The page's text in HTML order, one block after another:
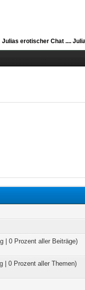
Julias erotischer Chat ....
| 0 Prozent aller Beiträge)
| 0 Prozent aller Themen)